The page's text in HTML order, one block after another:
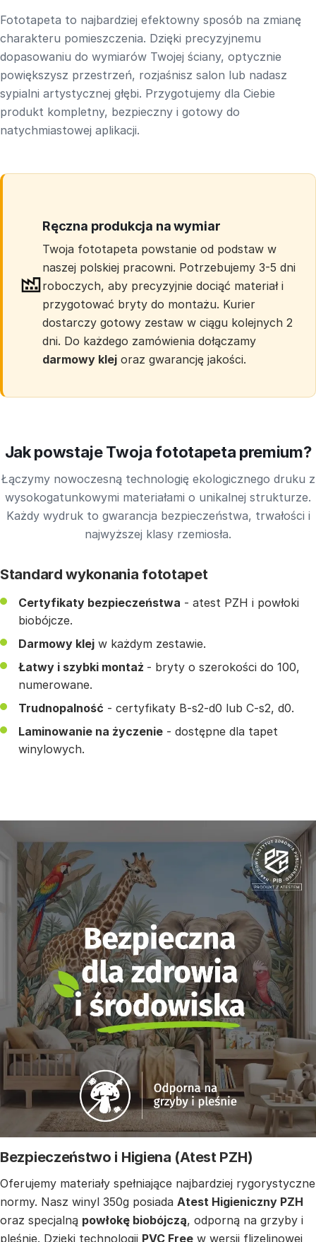
Fototapeta to najbardziej efektowny sposób na zmianę
charakteru pomieszczenia. Dzięki precyzyjnemu
dopasowaniu do wymiarów Twojej ściany, optycznie
powiększysz przestrzeń, rozjaśnisz salon lub nadasz
sypialni artystycznej głębi. Przygotujemy dla Ciebie
produkt kompletny, bezpieczny i gotowy do
natychmiastowej aplikacji.
Ręczna produkcja na wymiar
Twoja fototapeta powstanie od podstaw w
naszej polskiej pracowni. Potrzebujemy 3-5 dni
roboczych, aby precyzyjnie dociąć materiał i
przygotować bryty do montażu. Kurier
dostarczy gotowy zestaw w ciągu kolejnych 2
dni. Do każdego zamówienia dołączamy
darmowy klej oraz gwarancję jakości.
Jak powstaje Twoja fototapeta premium?
Łączymy nowoczesną technologię ekologicznego druku z
wysokogatunkowymi materiałami o unikalnej strukturze.
Każdy wydruk to gwarancja bezpieczeństwa, trwałości i
najwyższej klasy rzemiosła.
Standard wykonania fototapet
Certyfikaty bezpieczeństwa - atest PZH i powłoki
biobójcze.
Darmowy klej w każdym zestawie.
Łatwy i szybki montaż - bryty o szerokości do 100,
numerowane.
Trudnopalność - certyfikaty B-s2-d0 lub C-s2, d0.
Laminowanie na życzenie - dostępne dla tapet
winylowych.
Bezpieczeństwo i Higiena (Atest PZH)
Oferujemy materiały spełniające najbardziej rygorystyczne
normy. Nasz winyl 350g posiada Atest Higieniczny PZH
oraz specjalną powłokę biobójczą, odporną na grzyby i
pleśnie. Dzięki technologii PVC Free w wersji flizelinowej